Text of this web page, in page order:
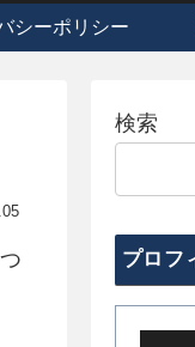
シーポリシー
検索
プロフ